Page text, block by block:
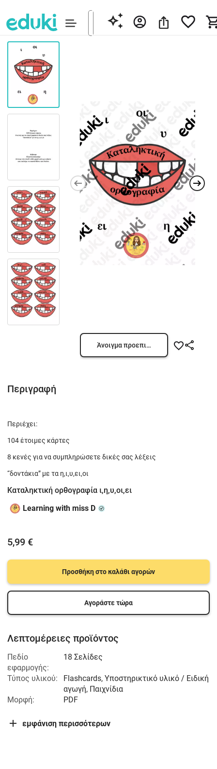
Άνοιγμα προεπισκόπησης
Περιγραφή
Περιέχει:
104 έτοιμες κάρτες
8 κενές για να συμπληρώσετε δικές σας λέξεις
“δοντάκια” με τα η,ι,υ,ει,οι
Καταληκτική ορθογραφία ι,η,υ,οι,ει
Learning with miss D
5,99 €
Προσθήκη στο καλάθι αγορών
Αγοράστε τώρα
Λεπτομέρειες προϊόντος
Πεδίο
εφαρμογής:
18 Σελίδες
Τύπος υλικού:
Flashcards, Υποστηρικτικό υλικό / Ειδική
αγωγή, Παιχνίδια
Μορφή:
PDF
εμφάνιση περισσότερων